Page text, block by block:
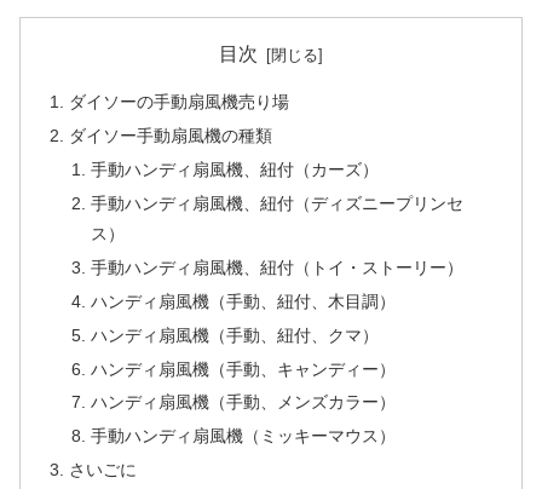
目次
ダイソーの手動扇風機売り場
ダイソー手動扇風機の種類
手動ハンディ扇風機、紐付（カーズ）
手動ハンディ扇風機、紐付（ディズニープリンセ
ス）
手動ハンディ扇風機、紐付（トイ・ストーリー）
ハンディ扇風機（手動、紐付、木目調）
ハンディ扇風機（手動、紐付、クマ）
ハンディ扇風機（手動、キャンディー）
ハンディ扇風機（手動、メンズカラー）
手動ハンディ扇風機（ミッキーマウス）
さいごに